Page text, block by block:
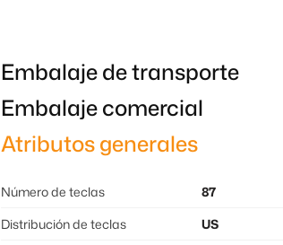
Embalaje de transporte
Embalaje comercial
Atributos generales
Número de teclas
87
Distribución de teclas
US